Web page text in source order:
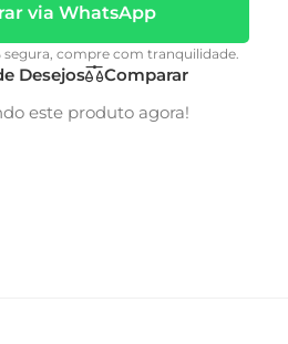
via WhatsApp
segura, compre com tranquilidade.
Desejos
Comparar
este produto agora!